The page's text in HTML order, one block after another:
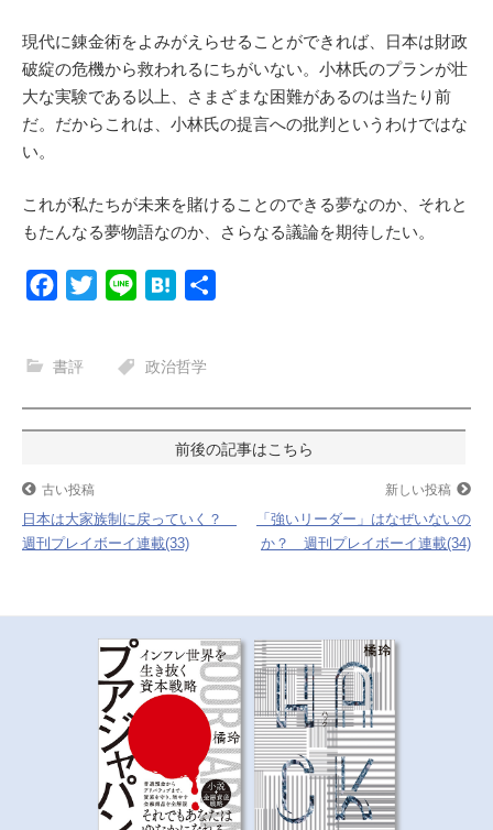
現代に錬金術をよみがえらせることができれば、日本は財政
破綻の危機から救われるにちがいない。小林氏のプランが壮
大な実験である以上、さまざまな困難があるのは当たり前
だ。だからこれは、小林氏の提言への批判というわけではな
い。
これが私たちが未来を賭けることのできる夢なのか、それと
もたんなる夢物語なのか、さらなる議論を期待したい。
e
b
k
t
e
e
n
a
書評 政治哲学
稿
ナ
古い投稿
日本は大家族制に戻っていく？
週刊プレイボーイ連載(33)
新しい投稿
「強いリーダー」はなぜいないの
か？ 週刊プレイボーイ連載(34)